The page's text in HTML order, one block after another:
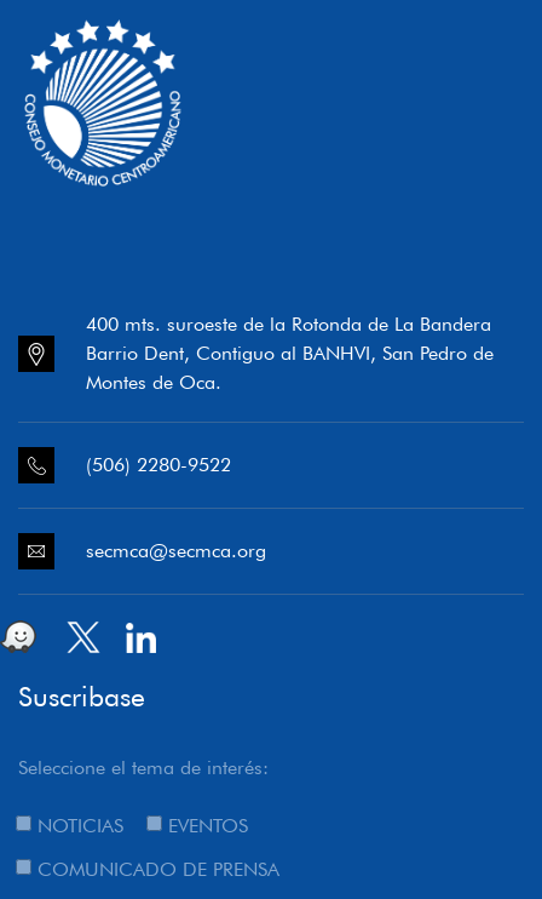
400 mts. suroeste de la Rotonda de La Bandera
Barrio Dent, Contiguo al BANHVI, San Pedro de
Montes de Oca.
(506) 2280-9522
secmca@secmca.org
Suscribase
Seleccione el tema de interés:
NOTICIAS
EVENTOS
COMUNICADO DE PRENSA